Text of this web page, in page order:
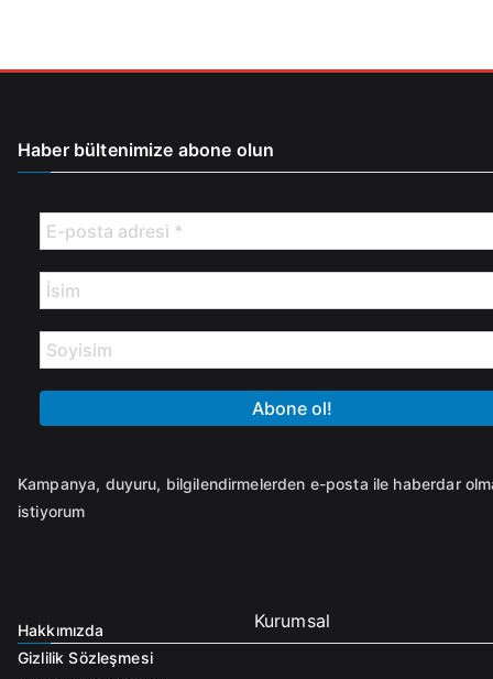
Haber bültenimize abone olun
Kampanya, duyuru, bilgilendirmelerden e-posta ile haberdar
istiyorum
Kurumsal
Hakkımızda
Gizlilik Sözleşmesi